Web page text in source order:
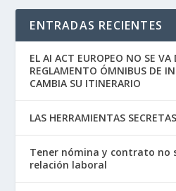
ENTRADAS RECIENTES
EL AI ACT EUROPEO NO SE VA
REGLAMENTO ÓMNIBUS DE
CAMBIA SU ITINERARIO
LAS HERRAMIENTAS
Tener nómina y contrato no
relación laboral